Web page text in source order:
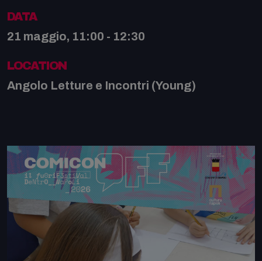
DATA
21 maggio, 11:00 - 12:30
LOCATION
Angolo Letture e Incontri (Young)